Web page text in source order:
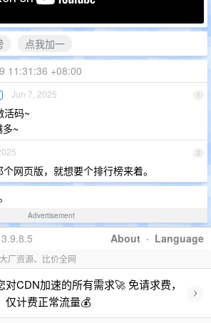
点我加一
11:31:36 +08:00
1
Jun 7, 2025
活码~
~
2
网页版，就想要个排行榜来着。
Advertisement
About · Language
厂资源、比价全网
CDN加速的所有需求🚀 免请求费，
仅计费正常流量💰
›